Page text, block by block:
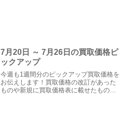
7月20日 ～ 7月26日の買取価格ピ
ックアップ
今週も1週間分のピックアップ買取価格を
お伝えします！買取価格の改訂があった
ものや新規に買取価格表に載せたものは